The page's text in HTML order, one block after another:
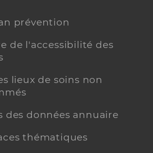
prévention
de l'accessibilité des
lieux de soins non
des données annuaire
thématiques